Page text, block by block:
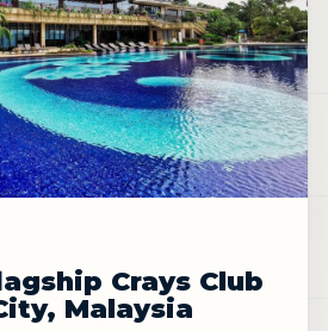
Crays Club
Malaysia